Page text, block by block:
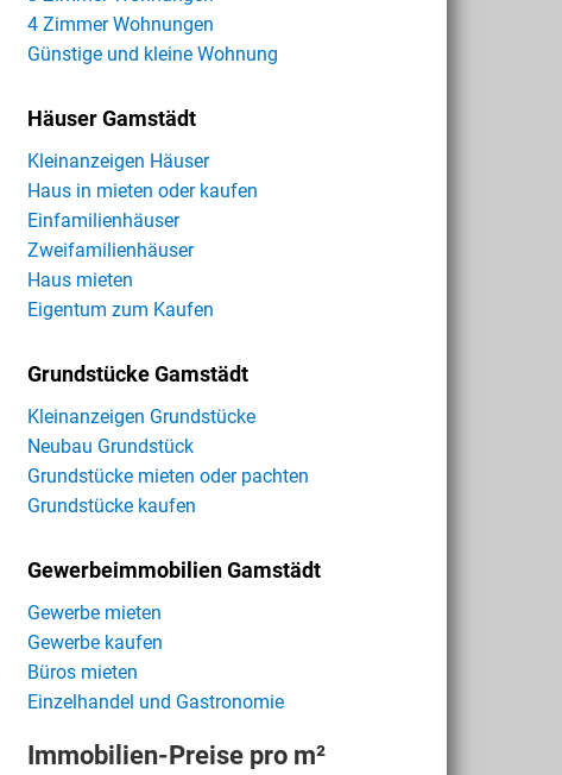
4 Zimmer Wohnungen
Günstige und kleine Wohnung
Häuser Gamstädt
Kleinanzeigen Häuser
Haus in mieten oder kaufen
Einfamilienhäuser
Zweifamilienhäuser
Haus mieten
Eigentum zum Kaufen
Grundstücke Gamstädt
Kleinanzeigen Grundstücke
Neubau Grundstück
Grundstücke mieten oder pachten
Grundstücke kaufen
Gewerbeimmobilien Gamstädt
Gewerbe mieten
Gewerbe kaufen
Büros mieten
Einzelhandel und Gastronomie
Immobilien-Preise pro m²